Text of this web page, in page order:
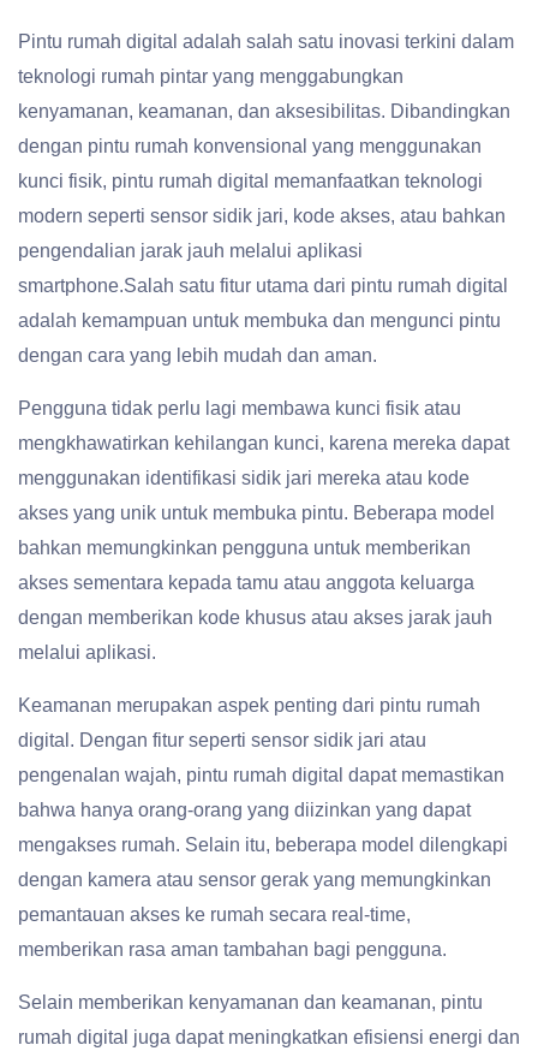
Pintu rumah digital adalah salah satu inovasi terkini dalam
teknologi rumah pintar yang menggabungkan
kenyamanan, keamanan, dan aksesibilitas. Dibandingkan
dengan pintu rumah konvensional yang menggunakan
kunci fisik, pintu rumah digital memanfaatkan teknologi
modern seperti sensor sidik jari, kode akses, atau bahkan
pengendalian jarak jauh melalui aplikasi
smartphone.Salah satu fitur utama dari pintu rumah digital
adalah kemampuan untuk membuka dan mengunci pintu
dengan cara yang lebih mudah dan aman.
Pengguna tidak perlu lagi membawa kunci fisik atau
mengkhawatirkan kehilangan kunci, karena mereka dapat
menggunakan identifikasi sidik jari mereka atau kode
akses yang unik untuk membuka pintu. Beberapa model
bahkan memungkinkan pengguna untuk memberikan
akses sementara kepada tamu atau anggota keluarga
dengan memberikan kode khusus atau akses jarak jauh
melalui aplikasi.
Keamanan merupakan aspek penting dari pintu rumah
digital. Dengan fitur seperti sensor sidik jari atau
pengenalan wajah, pintu rumah digital dapat memastikan
bahwa hanya orang-orang yang diizinkan yang dapat
mengakses rumah. Selain itu, beberapa model dilengkapi
dengan kamera atau sensor gerak yang memungkinkan
pemantauan akses ke rumah secara real-time,
memberikan rasa aman tambahan bagi pengguna.
Selain memberikan kenyamanan dan keamanan, pintu
rumah digital juga dapat meningkatkan efisiensi energi dan